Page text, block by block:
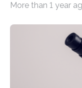
hochrangige
Schlaganfall“ mit
Betroffenen zu
diesem Jahr
Preis aus. Er
More than 1 year